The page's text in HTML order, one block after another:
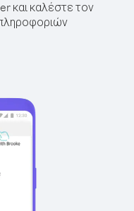
και καλέστε τον